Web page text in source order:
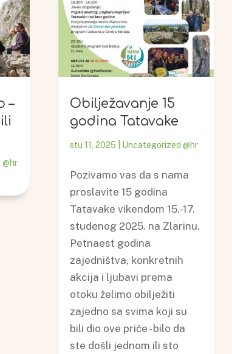
–
Obilježavanje 15
godina Tatavake
stu 11, 2025 Uncategorized @hr
Pozivamo vas da s nama
proslavite 15 godina
Tatavake vikendom 15.-17.
studenog 2025. na Zlarinu.
Petnaest godina
zajedništva, konkretnih
akcija i ljubavi prema
otoku želimo obilježiti
zajedno sa svima koji su
bili dio ove priče - bilo da
ste došli jednom ili sto